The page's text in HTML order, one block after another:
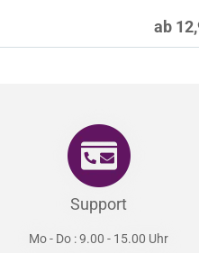
ab
Support
Mo - Do : 9.00 - 15.00 Uhr